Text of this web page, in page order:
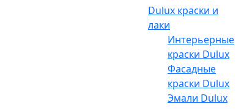
Dulux краски и
лаки
Интерьерные
краски Dulux
Фасадные
краски Dulux
Эмали Dulux